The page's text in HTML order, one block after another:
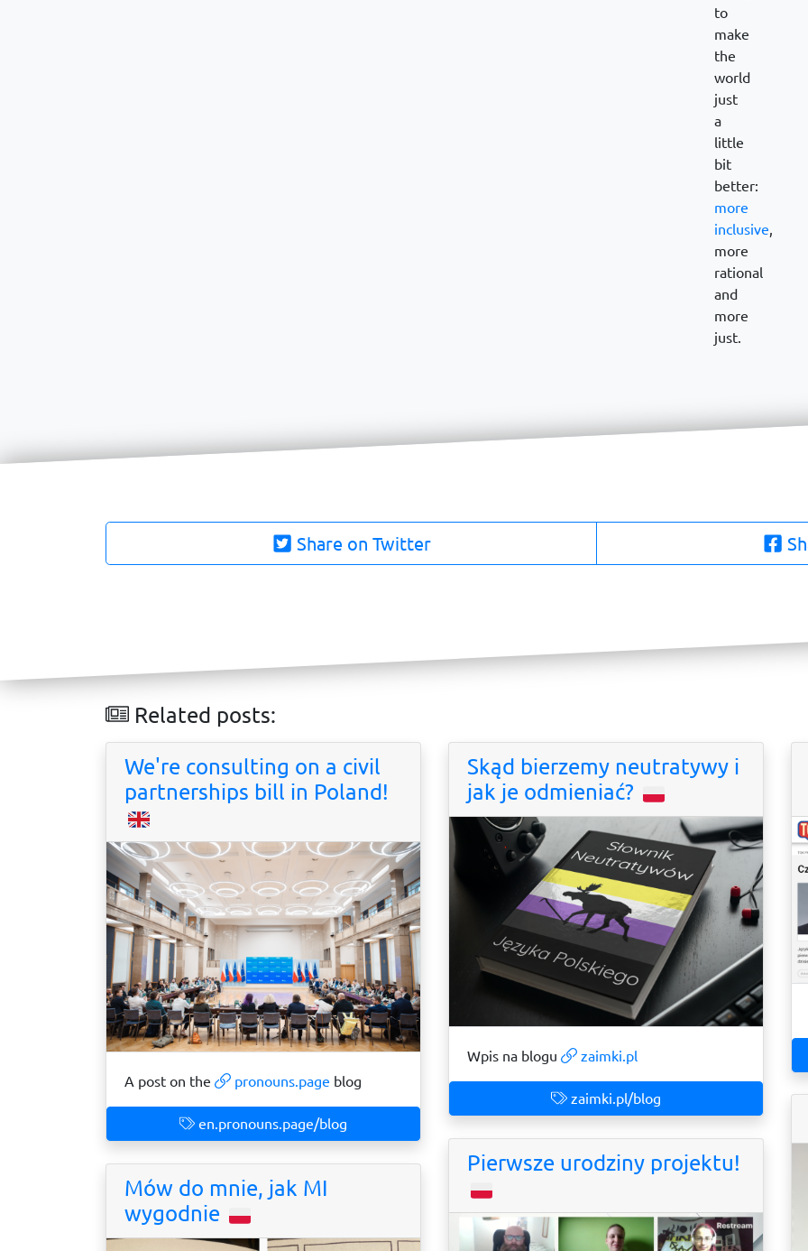
to
make
the
world
just
a
little
bit
better:
more
inclusive,
more
rational
and
more
just.
Share on Twitter
Related posts:
We're consulting on a civil
partnerships bill in Poland!
A post on the pronouns.page blog
en.pronouns.page/blog
Skąd bierzemy neutratywy i
jak je odmieniać?
Wpis na blogu zaimki.pl
zaimki.pl/blog
Mów do mnie, jak MI
wygodnie
Pierwsze urodziny projektu!